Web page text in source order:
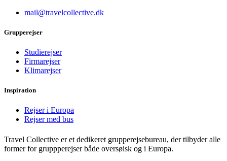
mail@travelcollective.dk
Grupperejser
Studierejser
Firmarejser
Klimarejser
Inspiration
Rejser i Europa
Rejser med bus
Travel Collective er et dedikeret grupperejsebureau, der tilbyder alle
former for gruppperejser både oversøisk og i Europa.